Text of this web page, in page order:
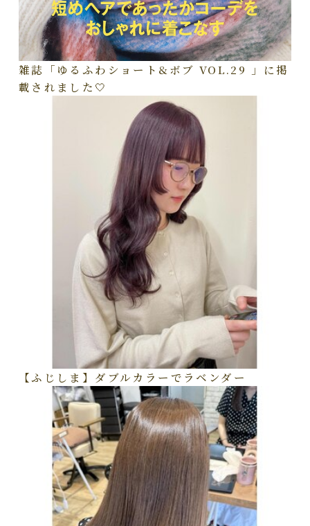
雑誌「ゆるふわショート&ボブ VOL.29 」に掲
載されました🤍
【ふじしま】ダブルカラーでラベンダー